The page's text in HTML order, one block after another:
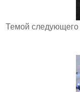
Темой следующего